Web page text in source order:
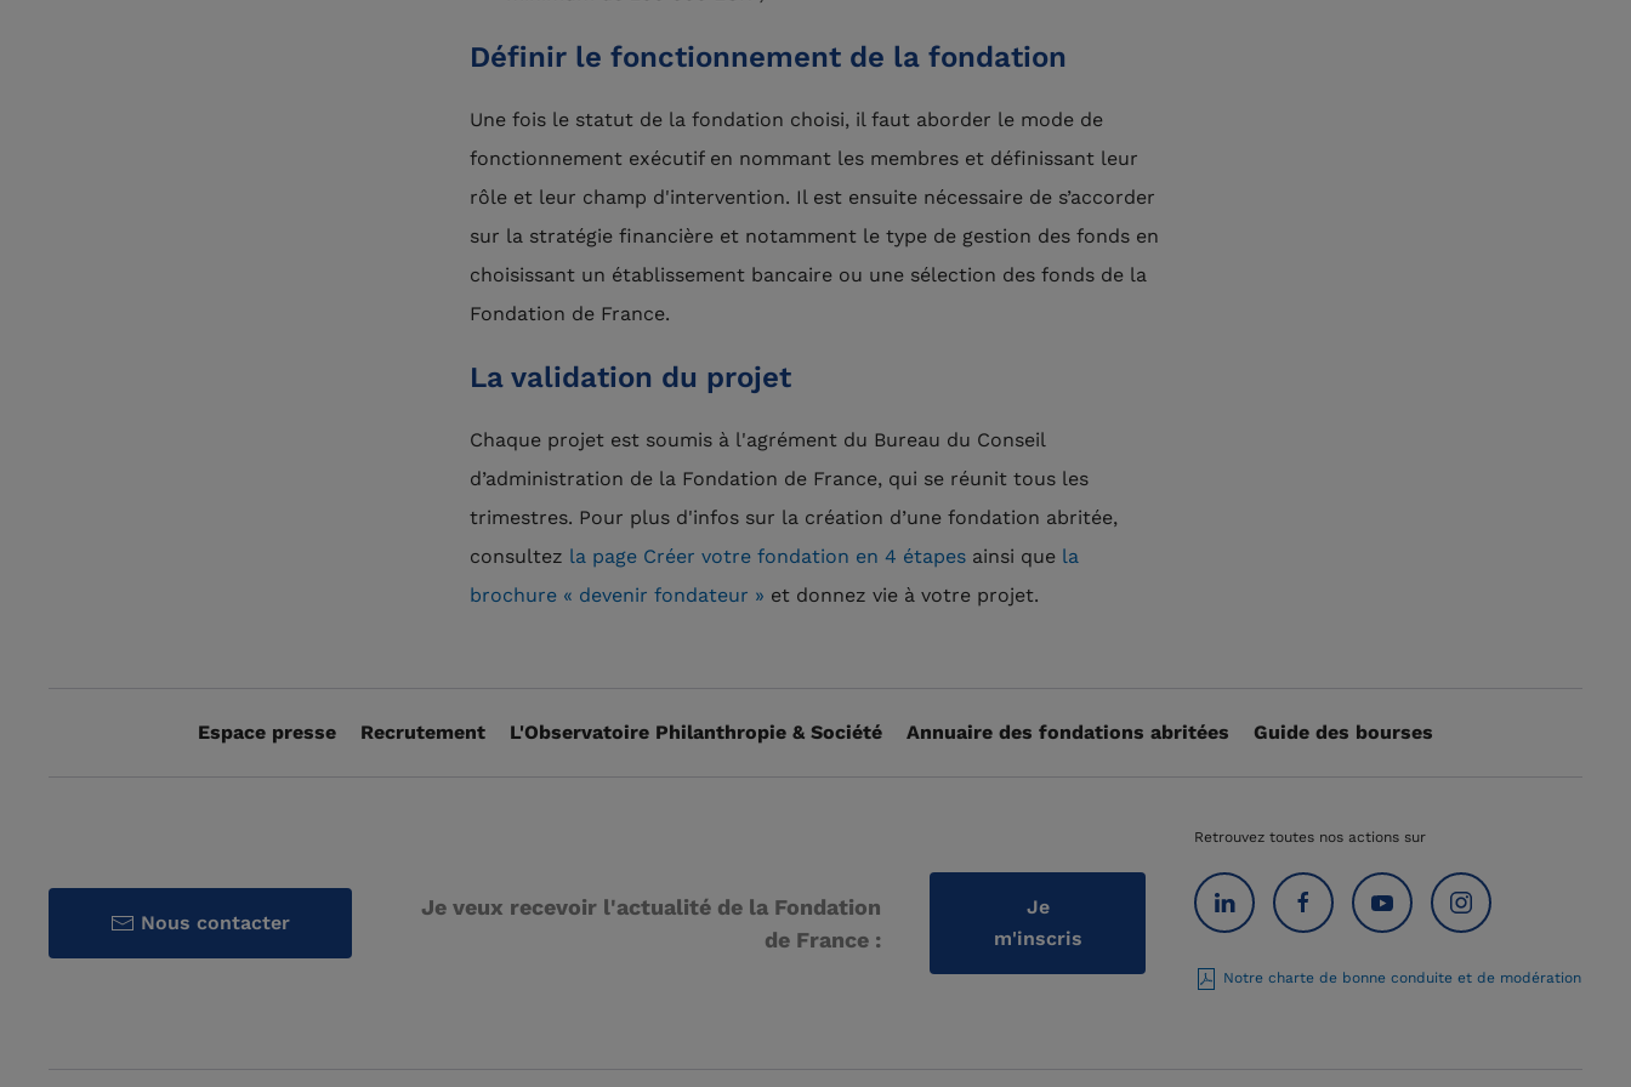
Définir le fonctionnement de la fondation
Une fois le statut de la fondation choisi, il faut aborder le mode de
fonctionnement exécutif en nommant les membres et définissant leur
rôle et leur champ d'intervention. Il est ensuite nécessaire de s’accorder
sur la stratégie financière et notamment le type de gestion des fonds en
choisissant un établissement bancaire ou une sélection des fonds de la
Fondation de France.
La validation du projet
Chaque projet est soumis à l'agrément du Bureau du Conseil
d’administration de la Fondation de France, qui se réunit tous les
trimestres. Pour plus d'infos sur la création d’une fondation abritée,
consultez la page Créer votre fondation en 4 étapes ainsi que la
brochure « devenir fondateur » et donnez vie à votre projet.
Espace presse Recrutement L'Observatoire Philanthropie & Société Annuaire des fondations abritées Guide des bourses
Nous contacter
Je veux recevoir l'actualité de la Fondation
de France :
Je
m'inscris
Retrouvez toutes nos actions sur
Notre charte de bonne conduite et de modération